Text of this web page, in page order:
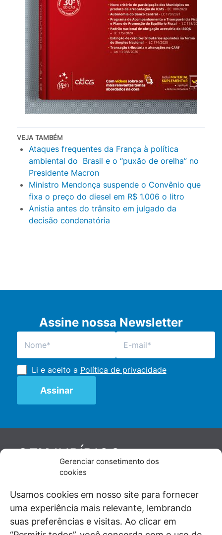
Gerenciar consetimento dos
cookies
Usamos cookies em nosso site para fornecer
uma experiência mais relevante, lembrando
suas preferências e visitas. Ao clicar em
VEJA TAMBÉM
Ataques frequentes da França à política
ambiental do Brasil e o “puxão de orelha” no
Presidente Macron
Ministro Mendonça suspende o Convênio que
fixa o preço do diesel em R$ 1.006 o litro
Anistia antes do trânsito em julgado da
decisão condenatória
Assine nossa Newsletter
Li e aceito a Política de privacidade
GENJURÍDICO
De maneira independente, os autores e
juristas e doutrinadores nacionais, se posicionam
diante de questões relevantes do cotidiano e
universo jurídico.